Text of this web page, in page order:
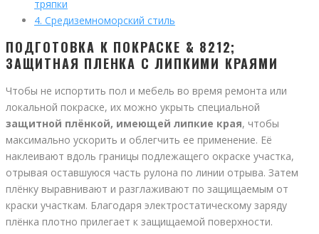
тряпки
4. Средиземноморский стиль
ПОДГОТОВКА К ПОКРАСКЕ & 8212;
ЗАЩИТНАЯ ПЛЕНКА С ЛИПКИМИ КРАЯМИ
Чтобы не испортить пол и мебель во время ремонта или
локальной покраске, их можно укрыть специальной
защитной плёнкой, имеющей липкие края, чтобы
максимально ускорить и облегчить ее применение. Её
наклеивают вдоль границы подлежащего окраске участка,
отрывая оставшуюся часть рулона по линии отрыва. Затем
плёнку выравнивают и разглаживают по защищаемым от
краски участкам. Благодаря электростатическому заряду
плёнка плотно прилегает к защищаемой поверхности.